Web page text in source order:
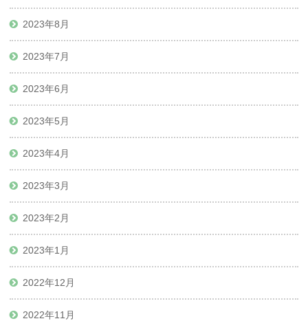
2023年8月
2023年7月
2023年6月
2023年5月
2023年4月
2023年3月
2023年2月
2023年1月
2022年12月
2022年11月